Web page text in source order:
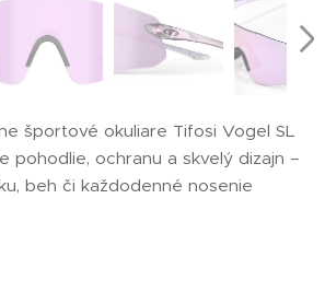
športové okuliare Tifosi Vogel SL
pohodlie, ochranu a skvelý dizajn –
beh či každodenné nosenie